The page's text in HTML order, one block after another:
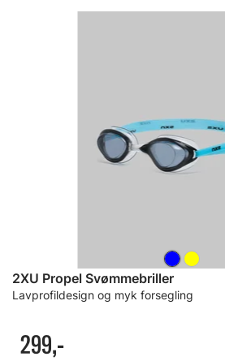
2XU Propel Svømmebriller
Lavprofildesign og myk forsegling
299,-